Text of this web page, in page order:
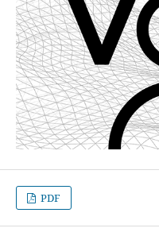
PDF